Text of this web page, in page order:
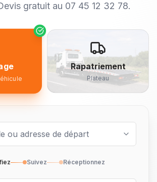
gratuit au 07 45 12 32 78.
Rapatriement
Plateau
Suivez Réceptionnez